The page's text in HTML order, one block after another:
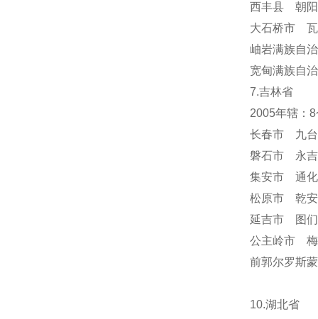
西丰县 朝
大石桥市
岫岩满族自
宽甸满族自
7.吉林省
2005年辖：
长春市 九
磐石市 永
集安市 通
松原市 乾
延吉市 图
公主岭市
前郭尔罗斯
10.湖北省